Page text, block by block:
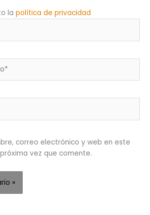
la política de privacidad
correo electrónico y web en este
vez que comente.